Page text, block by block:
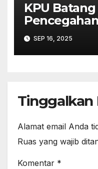
KPU
Seksual
Kerja Pemilu
SEP 16, 2025
Tinggalkan
Alamat email Anda
Ruas yang wajib
Komentar *